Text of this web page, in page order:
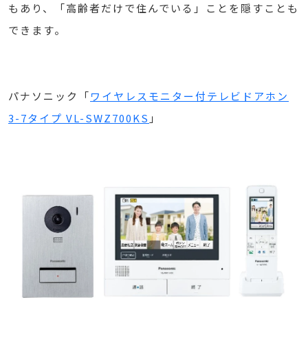
もあり、「高齢者だけで住んでいる」ことを隠すことも
できます。
パナソニック「ワイヤレスモニター付テレビドアホン
3-7タイプ VL-SWZ700KS 」